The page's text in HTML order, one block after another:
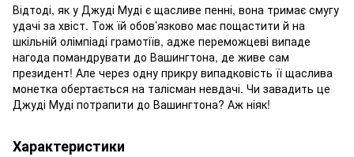
Відтоді, як у Джуді Муді є щасливе пенні, вона тримає смугу
удачі за хвіст. Тож їй обов’язково має пощастити й на
шкільній олімпіаді грамотіїв, адже переможцеві випаде
нагода помандрувати до Вашингтона, де живе сам
президент! Але через одну прикру випадковість її щаслива
монетка обертається на талісман невдачі. Чи завадить це
Джуді Муді потрапити до Вашингтона? Аж ніяк!
Характеристики